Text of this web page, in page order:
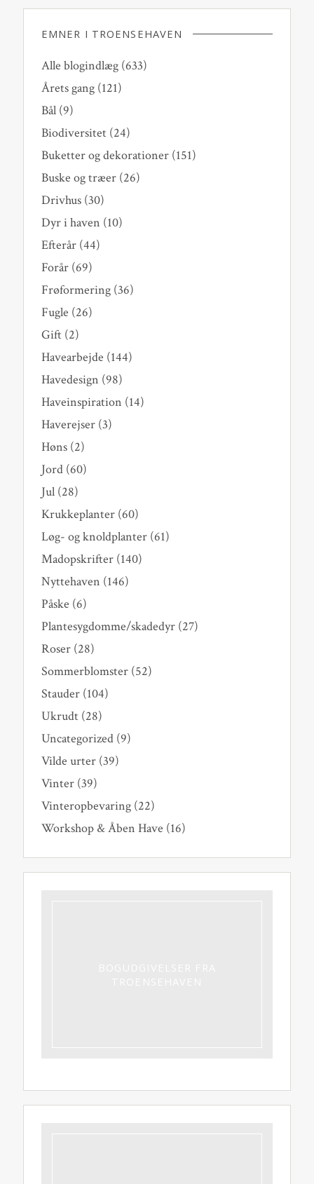
EMNER I TROENSEHAVEN
Alle blogindlæg(633)
Årets gang(121)
Bål(9)
Biodiversitet(24)
Buketter og dekorationer(151)
Buske og træer(26)
Drivhus(30)
Dyr i haven (10)
Efterår(44)
Forår(69)
Frøformering(36)
Fugle (26)
Gift(2)
Havearbejde (144)
Havedesign (98)
Haveinspiration (14)
Haverejser(3)
Høns(2)
Jord(60)
Jul(28)
Krukkeplanter(60)
Løg- og knoldplanter(61)
Madopskrifter(140)
Nyttehaven (146)
Påske (6)
Plantesygdomme/skadedyr(27)
Roser(28)
Sommerblomster(52)
Stauder(104)
Ukrudt(28)
Uncategorized(9)
Vilde urter(39)
Vinter(39)
Vinteropbevaring(22)
Workshop & Åben Have (16)